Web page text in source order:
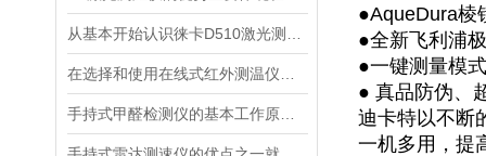
●AqueDura棱
●全新飞利浦
●一键测量模式
● 真品防伪、
迪卡特以不断
一机多用，提